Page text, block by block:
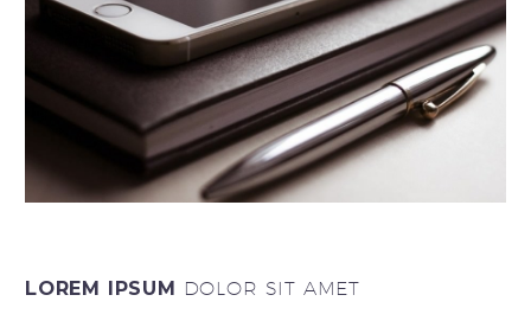
LOREM IPSUM DOLOR SIT AMET